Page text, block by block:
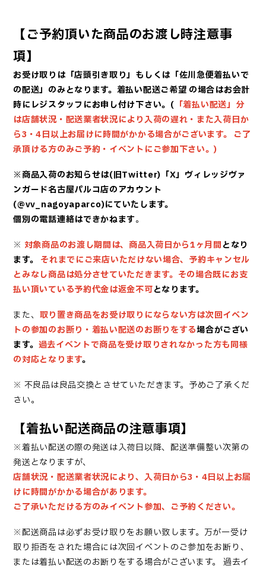
【ご予約頂いた商品のお渡し時注意事
項】
お受け取りは「店頭引き取り」もしくは「佐川急便着払いで
の配送」のみとなります。着払い配送ご希望 の場合はお会計
時にレジスタッフにお申し付け下さい。( 「着払い配送」分
は店舗状況・配送業者状況により入荷の遅れ・また入荷日か
ら3・4日以上お届けに時間がかかる場合がございます。 ご了
承頂ける方のみご予約・イベントにご参加下さい。)
※商品入荷のお知らせは(旧Twitter)「X」ヴィレッジヴァ
ンガード名古屋パルコ店のアカウント
(@vv_nagoyaparco)にていたします。
個別の電話連絡はできかねます。
※ 対象商品のお渡し期間は、商品入荷日から1ヶ月間となり
ます。 それまでにご来店いただけない場合、予約キャンセル
とみなし商品は処分させていただきます。その場合既にお支
払い頂いている予約代金は返金不可となります。
また、 取り置き商品をお受け取りにならない方は次回イベン
トの参加のお断り・着払い配送のお断りをする場合がござい
ます。 過去イベントで商品を受け取りされなかった方も同様
の対応となります。
※ 不良品は良品交換とさせていただきます。予めご了承くだ
さい。
【着払い配送商品の注意事項】
※着払い配送の際の発送は入荷日以降、配送準備整い次第の
発送となりますが、
店舗状況・配送業者状況により、入荷日から3・4日以上お届
けに時間がかかる場合があります。
ご了承いただける方のみイベント参加、ご予約ください。
※配送商品は必ずお受け取りをお願い致します。 万が一受け
取り拒否をされた場合には次回イベントのご参加をお断り、
または着払い配送のお断りをする場合がございます。
過去イ